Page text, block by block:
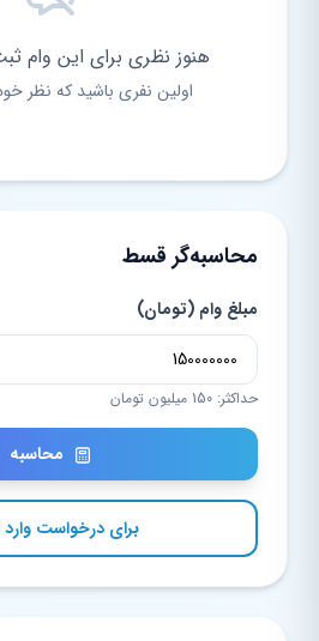
هنوز نظری برای این وام
اولین نفری باشید که نظر
محاسبه‌گر قسط
مبلغ وام (تومان)
حداکثر: 150 میلیون تومان
برای درخواست